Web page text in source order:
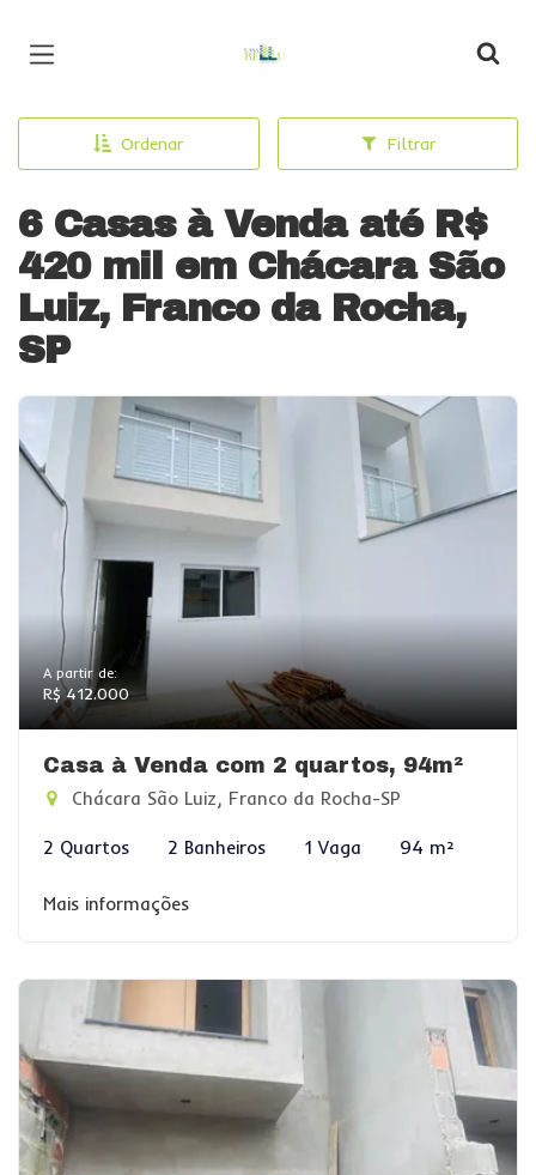
Ordenar Filtrar
6 Casas à Venda até R$
420 mil em Chácara São
Luiz, Franco da Rocha,
SP
A partir de:
R$ 412.000
Casa à Venda com 2 quartos, 94m²
Chácara São Luiz, Franco da Rocha-SP
2 Quartos 2 Banheiros 1 Vaga 94 m²
Mais informações